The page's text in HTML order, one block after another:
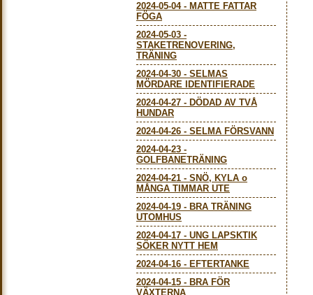
2024-05-04- MATTE FATTAR
FÖGA
2024-05-03 -
STAKETRENOVERING,
TRÄNING
2024-04-30 - SELMAS
MÖRDARE IDENTIFIERADE
2024-04-27 - DÖDAD AV TVÅ
HUNDAR
2024-04-26 - SELMA FÖRSVANN
2024-04-23 -
GOLFBANETRÄNING
2024-04-21 - SNÖ, KYLA o
MÅNGA TIMMAR UTE
2024-04-19 - BRA TRÄNING
UTOMHUS
2024-04-17 - UNG LAPSKTIK
SÖKER NYTT HEM
2024-04-16 - EFTERTANKE
2024-04-15 - BRA FÖR
VÄXTERNA